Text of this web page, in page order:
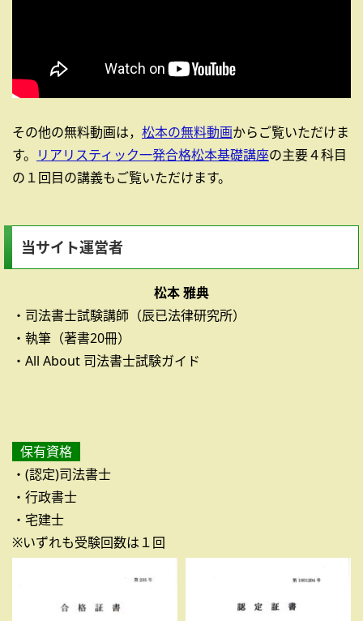
その他の無料動画は， 松本の無料動画からご覧いただけま
す。 リアリスティック一発合格松本基礎講座の主要４科目
の１回目の講義もご覧いただけます。
当サイト運営者
松本 雅典
・司法書士試験講師（辰已法律研究所）
・執筆（著書20冊）
・All About 司法書士試験ガイド
保有資格
・(認定)司法書士
・行政書士
・宅建士
※いずれも受験回数は１回